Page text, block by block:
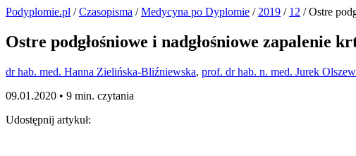
Podyplomie.pl /Czasopisma /Medycyna po Dyplomie / 2019 / 12 / Ostre
Ostre podgłośniowe i nadgłośniowe zapalenie
dr hab. med. Hanna Zielińska-Bliźniewska, prof. dr hab. n. med. Jurek
09.01.2020 • 9 min. czytania
Udostępnij artykuł: